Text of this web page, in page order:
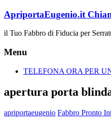
Vai
contenuto
ApriportaEugenio.it
il Tuo Fabbro di Fiducia per
Menu
TELEFONA ORA PER
apertura porta
apriportaeugenio Fabbro Pronto